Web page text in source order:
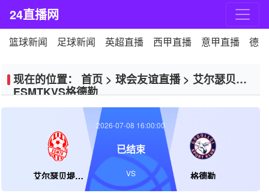
24直播网
篮球新闻 足球新闻 英超直播 西甲直播 意甲直播 德
现在的位置： 首页 > 球会友谊直播> 艾尔瑟贝堤
ESMTKVS格德勒
艾尔瑟贝堤ESMTK 格德勒
2026-07-08 16:00:00
已结束
VS